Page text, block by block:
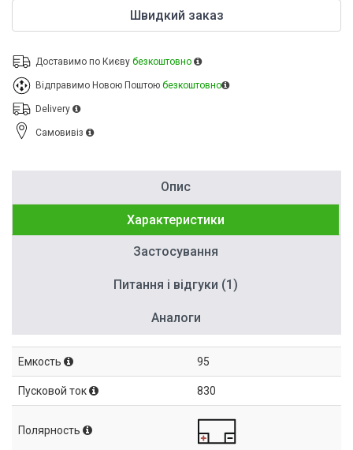
Швидкий заказ
Доставимо по Києву безкоштовно
Відправимо Новою Поштою безкоштовно
Delivery
Cамовивіз
Опис
Характеристики
Застосування
Питання і відгуки (1)
Аналоги
Емкость 95
Пусковой ток 830
Полярность